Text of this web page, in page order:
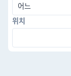
어느
위치